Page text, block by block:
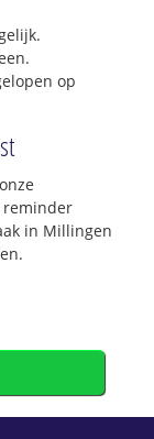
op
reminder
in Millingen